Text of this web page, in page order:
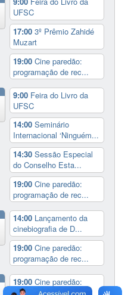
UFSC
17:003º Prêmio Zahidé
Muzart
19:00Cine paredão:
programação de rec...
9:00 Feira do Livro da
UFSC
14:00Seminário
Internacional ‘Ninguém...
14:30Sessão Especial
do Conselho Esta...
19:00Cine paredão:
programação de rec...
14:00 Lançamento da
cinebiografia de D...
19:00Cine paredão:
programação de rec...
19:00Cine paredão:
programação de rec...